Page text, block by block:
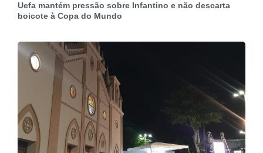
Uefa mantém pressão sobre Infantino e não descarta
boicote à Copa do Mundo